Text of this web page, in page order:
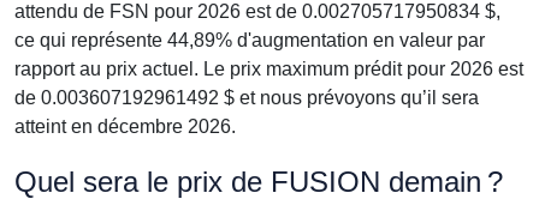
attendu de FSN pour 2026 est de 0.002705717950834 $,
ce qui représente 44,89% d'augmentation en valeur par
rapport au prix actuel. Le prix maximum prédit pour 2026 est
de 0.003607192961492 $ et nous prévoyons qu’il sera
atteint en décembre 2026.
Quel sera le prix de FUSION demain ?